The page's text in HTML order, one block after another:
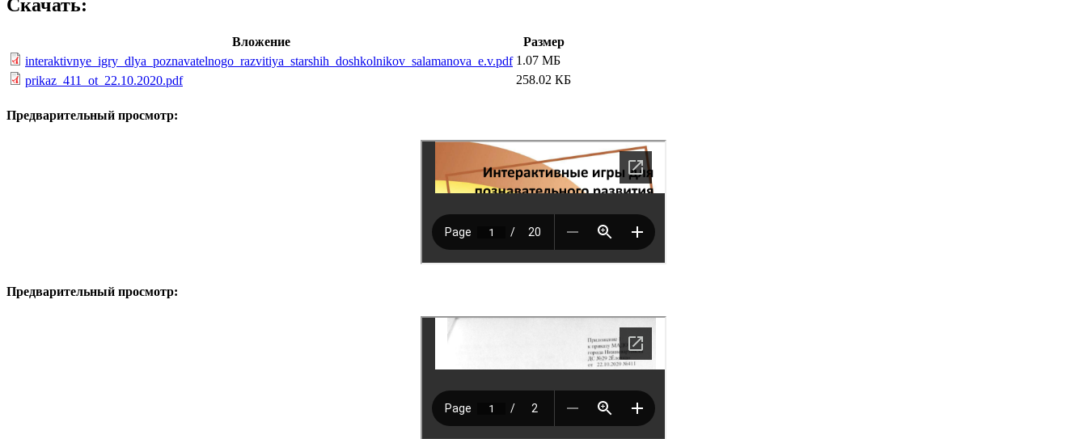
Скачать:
Вложение
Размер
interaktivnye_igry_dlya_poznavatelnogo_razvitiya_starshih_doshkolnikov_salamanova_e.v.pdf 1.07 МБ
prikaz_411_ot_22.10.2020.pdf
258.02 КБ
Предварительный просмотр:
Предварительный просмотр: